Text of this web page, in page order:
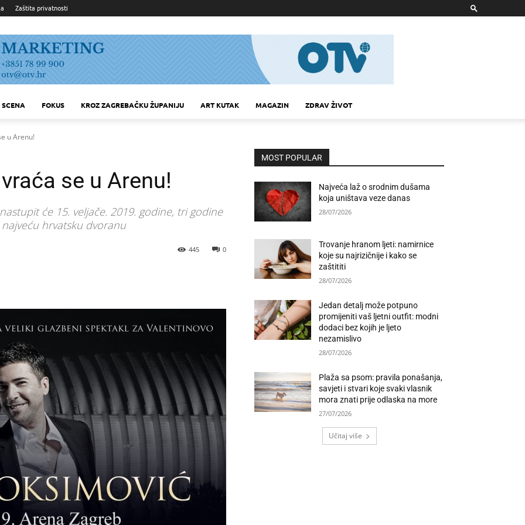
Zaštita privatnosti
SCENA FOKUS KROZ ZAGREBAČKU ŽUPANIJU ART KUTAK MAGAZIN ZDRAV ŽIVOT
u Arenu!
se u Arenu!
će 15. veljače. 2019. godine, tri godine
hrvatsku dvoranu
0
445
MOST POPULAR
Najveća laž o srodnim dušama
koja uništava veze danas
28/07/2026
Trovanje hranom ljeti: namirnice
koje su najrizičnije i kako se
zaštititi
28/07/2026
Jedan detalj može potpuno
promijeniti vaš ljetni outfit: modni
dodaci bez kojih je ljeto
nezamislivo
28/07/2026
Plaža sa psom: pravila ponašanja,
savjeti i stvari koje svaki vlasnik
mora znati prije odlaska na more
27/07/2026
Učitaj više